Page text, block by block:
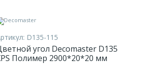
D135-115
угол Decomaster D135
Полимер 2900*20*20 мм